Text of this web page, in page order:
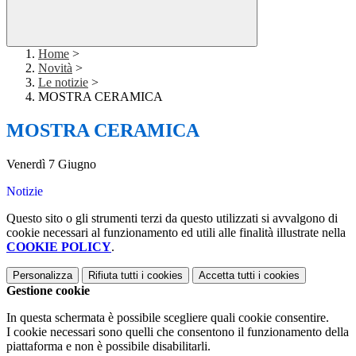
Home >
Novità >
Le notizie >
MOSTRA CERAMICA
MOSTRA CERAMICA
Venerdì 7 Giugno
Notizie
Questo sito o gli strumenti terzi da questo utilizzati si avvalgono di
cookie necessari al funzionamento ed utili alle finalità illustrate nella
COOKIE POLICY.
Personalizza Rifiuta tutti i cookies Accetta tutti i cookies
Gestione cookie
In questa schermata è possibile scegliere quali cookie consentire.
I cookie necessari sono quelli che consentono il funzionamento della
piattaforma e non è possibile disabilitarli.